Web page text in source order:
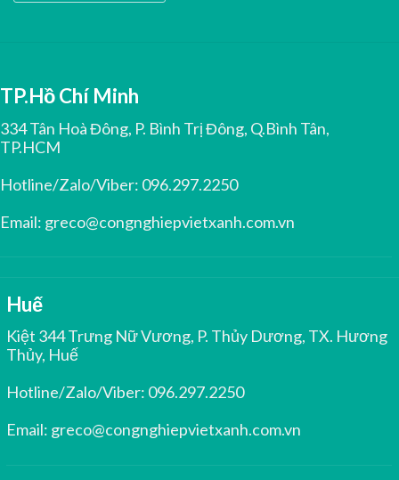
TP.Hồ Chí Minh
334 Tân Hoà Đông, P. Bình Trị Đông, Q.Bình Tân,
TP.HCM
Hotline/Zalo/Viber: 096.297.2250
Email: greco@congnghiepvietxanh.com.vn
Huế
Kiệt 344 Trưng Nữ Vương, P. Thủy Dương, TX. Hương
Thủy, Huế
Hotline/Zalo/Viber: 096.297.2250
Email: greco@congnghiepvietxanh.com.vn